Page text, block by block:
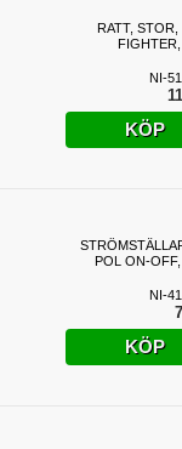
RATT, STOR,
NI-
KÖP
POL ON-
NI-
KÖP